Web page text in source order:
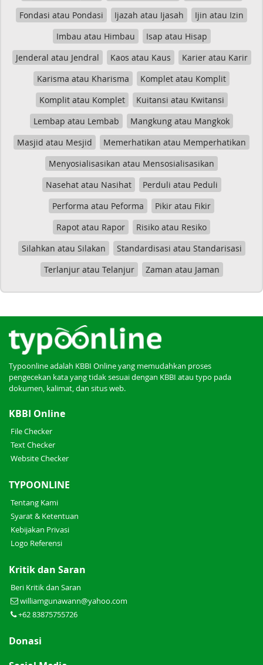
Fondasi atau Pondasi
Ijazah atau Ijasah
Ijin atau Izin
Imbau atau Himbau
Isap atau Hisap
Jenderal atau Jendral
Kaos atau Kaus
Karier atau Karir
Karisma atau Kharisma
Komplet atau Komplit
Komplit atau Komplet
Kuitansi atau Kwitansi
Lembap atau Lembab
Mangkung atau Mangkok
Masjid atau Mesjid
Memerhatikan atau Memperhatikan
Menyosialisasikan atau Mensosialisasikan
Nasehat atau Nasihat
Perduli atau Peduli
Performa atau Peforma
Pikir atau Fikir
Rapot atau Rapor
Risiko atau Resiko
Silahkan atau Silakan
Standardisasi atau Standarisasi
Terlanjur atau Telanjur
Zaman atau Jaman
Typoonline adalah KBBI Online yang memudahkan proses
pengecekan kata yang tidak sesuai dengan KBBI atau typo pada
dokumen, kalimat, dan situs web.
KBBI Online
File Checker
Text Checker
Website Checker
TYPOONLINE
Tentang Kami
Syarat & Ketentuan
Kebijakan Privasi
Logo Referensi
Kritik dan Saran
Beri Kritik dan Saran
williamgunawann@yahoo.com
+62 83875755726
Donasi